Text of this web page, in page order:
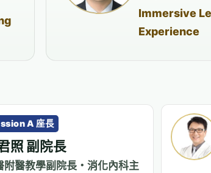
Immersive
Experience
A 座長
照 副院長
附醫教學副院長・消化內科主